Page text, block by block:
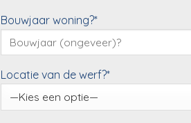
Bouwjaar woning?*
Locatie van de werf?*